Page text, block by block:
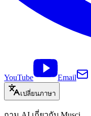
YouTube Email
เปลี่ยนภาษา